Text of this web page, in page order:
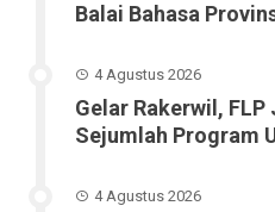
Balai Bahasa
4 Agustus 2026
Gelar Rakerwil,
Sejumlah Program
4 Agustus 2026